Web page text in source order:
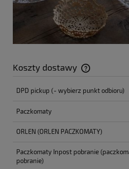
Koszty dostawy
Cena nie zawiera ewentualnych
DPD pickup (- wybierz punkt odbioru)
Paczkomaty
ORLEN (ORLEN PACZKOMATY)
Paczkomaty Inpost pobranie
pobranie)